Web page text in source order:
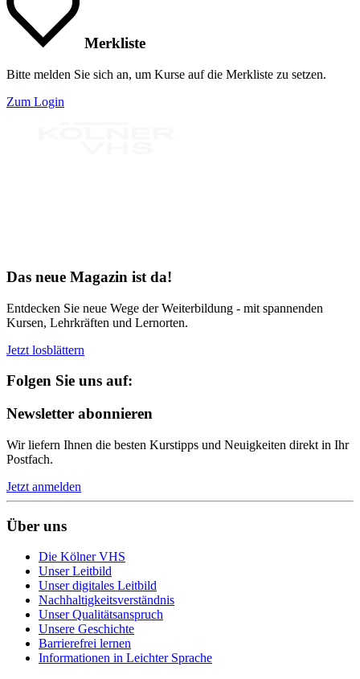
Merkliste
Bitte melden Sie sich an, um Kurse auf die Merkliste zu setzen.
Zum Login
Das neue Magazin ist da!
Entdecken Sie neue Wege der Weiterbildung - mit spannenden
Kursen, Lehrkräften und Lernorten.
Jetzt losblättern
Folgen Sie uns auf:
Newsletter abonnieren
Wir liefern Ihnen die besten Kurstipps und Neuigkeiten direkt in Ihr
Postfach.
Jetzt anmelden
Über uns
Die Kölner VHS
Unser Leitbild
Unser digitales Leitbild
Nachhaltigkeitsverständnis
Unser Qualitätsanspruch
Unsere Geschichte
Barrierefrei lernen
Informationen in Leichter Sprache